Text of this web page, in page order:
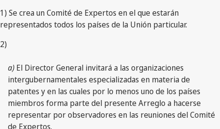
1) Se crea un Comité de Expertos en el que estarán
representados todos los países de la Unión particular.
2)
a) El Director General invitará a las organizaciones
intergubernamentales especializadas en materia de
patentes y en las cuales por lo menos uno de los países
miembros forma parte del presente Arreglo a hacerse
representar por observadores en las reuniones del Comité
de Expertos.